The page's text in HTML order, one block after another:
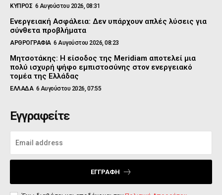
ΚΥΠΡΟΣ 6 Αυγούστου 2026, 08:31
Ενεργειακή Ασφάλεια: Δεν υπάρχουν απλές λύσεις για
σύνθετα προβλήματα
ΑΡΘΡΟΓΡΑΦΙΑ 6 Αυγούστου 2026, 08:23
Μητσοτάκης: Η είσοδος της Meridiam αποτελεί μια
πολύ ισχυρή ψήφο εμπιστοσύνης στον ενεργειακό
τομέα της Ελλάδας
ΕΛΛΑΔΑ 6 Αυγούστου 2026, 07:55
Εγγραφείτε
ΕΓΓΡΑΦΉ